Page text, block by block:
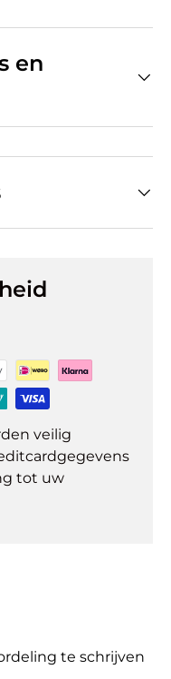
en
veilig
tot uw
te schrijven